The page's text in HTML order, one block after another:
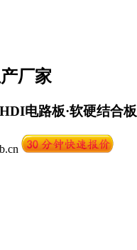
厂家
电路板·软硬结合板